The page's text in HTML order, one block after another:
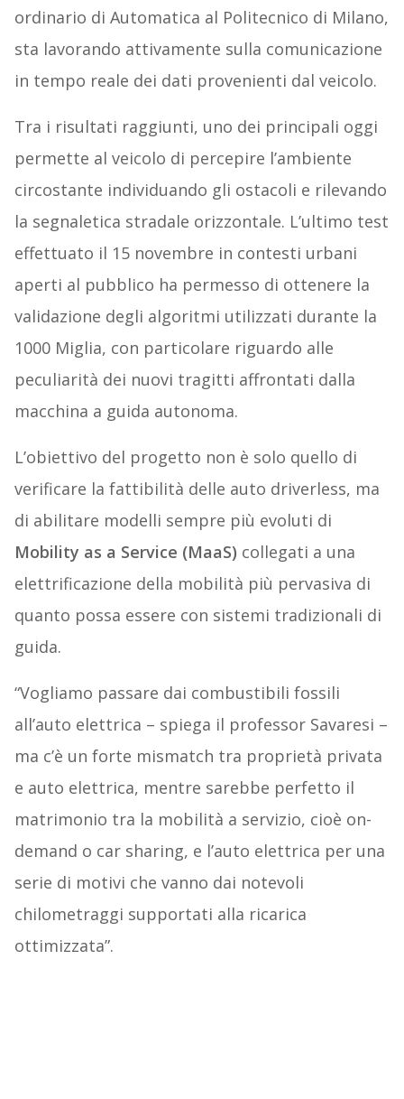
ordinario di Automatica al Politecnico di Milano,
sta lavorando attivamente sulla comunicazione
in tempo reale dei dati provenienti dal veicolo.
Tra i risultati raggiunti, uno dei principali oggi
permette al veicolo di percepire l’ambiente
circostante individuando gli ostacoli e rilevando
la segnaletica stradale orizzontale. L’ultimo test
effettuato il 15 novembre in contesti urbani
aperti al pubblico ha permesso di ottenere la
validazione degli algoritmi utilizzati durante la
1000 Miglia, con particolare riguardo alle
peculiarità dei nuovi tragitti affrontati dalla
macchina a guida autonoma.
L’obiettivo del progetto non è solo quello di
verificare la fattibilità delle auto driverless, ma
di abilitare modelli sempre più evoluti di
Mobility as a Service (MaaS) collegati a una
elettrificazione della mobilità più pervasiva di
quanto possa essere con sistemi tradizionali di
guida.
“Vogliamo passare dai combustibili fossili
all’auto elettrica – spiega il professor Savaresi –
ma c’è un forte mismatch tra proprietà privata
e auto elettrica, mentre sarebbe perfetto il
matrimonio tra la mobilità a servizio, cioè on-
demand o car sharing, e l’auto elettrica per una
serie di motivi che vanno dai notevoli
chilometraggi supportati alla ricarica
ottimizzata”.